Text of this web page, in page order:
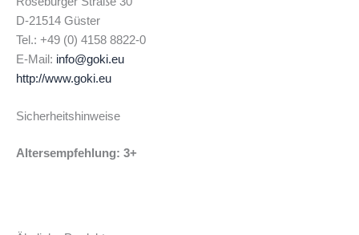
D-21514 Güster
Tel.: +49 (0) 4158 8822-0
E-Mail: info@goki.eu
http://www.goki.eu
Sicherheitshinweise
Altersempfehlung: 3+